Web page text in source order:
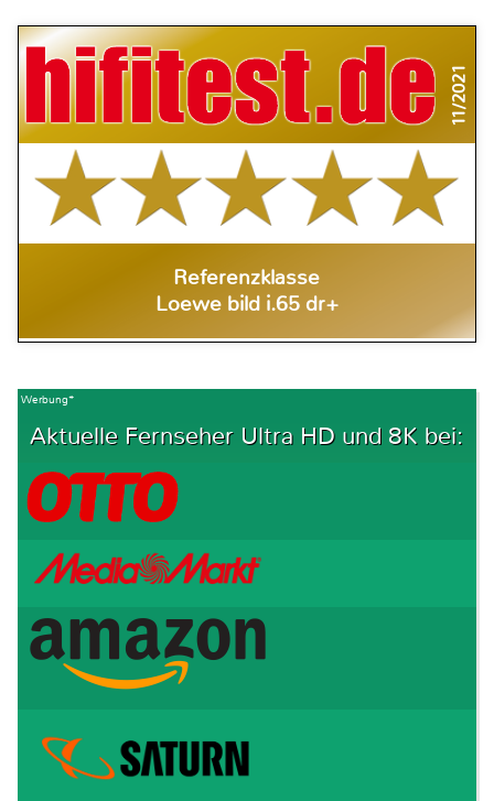
11/2021
Referenzklasse
Loewe bild i.65 dr+
Werbung*
Aktuelle Fernseher Ultra HD und 8K bei: